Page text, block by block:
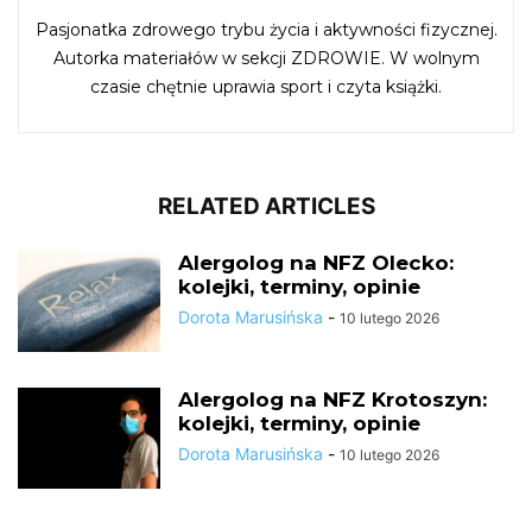
Pasjonatka zdrowego trybu życia i aktywności fizycznej.
Autorka materiałów w sekcji ZDROWIE. W wolnym
czasie chętnie uprawia sport i czyta książki.
RELATED ARTICLES
Alergolog na NFZ Olecko:
kolejki, terminy, opinie
Dorota Marusińska - 10 lutego 2026
Alergolog na NFZ Krotoszyn:
kolejki, terminy, opinie
Dorota Marusińska - 10 lutego 2026